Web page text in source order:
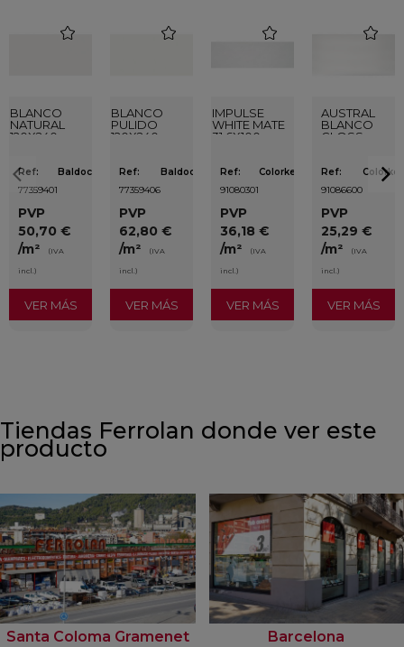
BLANCO
NATURAL
120X240
Ref:
77359401
Baldocer
PVP
50,70 €
/m²
(IVA
incl.)
VER MÁS
BLANCO
PULIDO
120X240
Ref:
77359406
Baldocer
PVP
62,80 €
/m²
(IVA
incl.)
VER MÁS
IMPULSE
WHITE MATE
31,6X100
Ref:
91080301
Colorker
PVP
36,18 €
/m²
(IVA
incl.)
VER MÁS
AUSTRAL
BLANCO
GLOSS
Ref:
91086600
Colorker
PVP
25,29 €
/m²
(IVA
incl.)
VER MÁS
Tiendas Ferrolan donde ver este
producto
Santa Coloma Gramenet Barcelona